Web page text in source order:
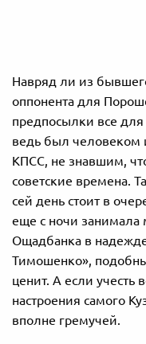
Навряд ли из
оппонента для
предпосылки все
ведь был человеком
КПСС, не знавшим,
советские времена.
сей день стоит в
еще с ночи занимала
Ощадбанка в
Тимошенко»,
ценит. А если учесть
настроения самого
вполне гремучей.